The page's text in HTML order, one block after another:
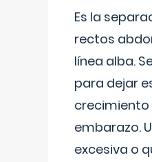
Es la
rectos
línea alba.
para dejar
crecimiento
embarazo.
excesiva o